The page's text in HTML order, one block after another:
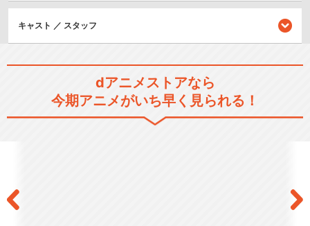
シリーズ／関連のアニメ作品
戦争童話集「ウミガメと少
年」
キャスト ／ スタッフ
dアニメストアなら
今期アニメがいち早く見られる！